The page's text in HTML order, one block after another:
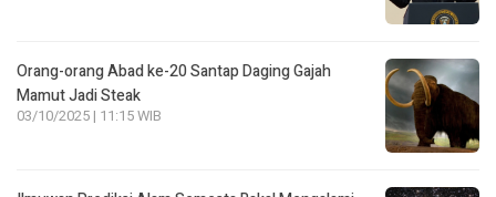
Orang-orang Abad ke-20 Santap Daging Gajah
Mamut Jadi Steak
03/10/2025 | 11:15 WIB